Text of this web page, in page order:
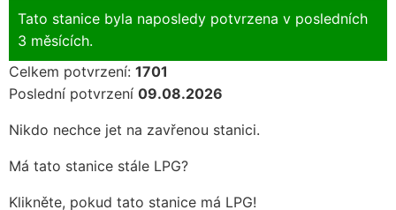
Tato stanice byla naposledy potvrzena v posledních
3 měsících.
Celkem potvrzení: 1701
Poslední potvrzení 09.08.2026
Nikdo nechce jet na zavřenou stanici.
Má tato stanice stále LPG?
Klikněte, pokud tato stanice má LPG!